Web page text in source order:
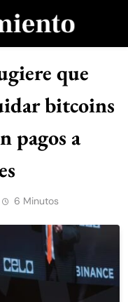
que
bitcoins
pagos a
6 Minutos